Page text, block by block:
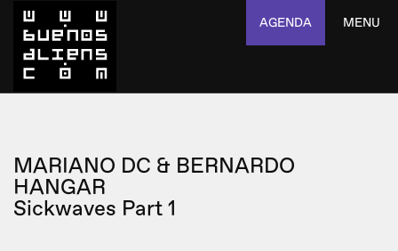
AGENDA MENU
MARIANO DC & BERNARDO
HANGAR
Sickwaves Part 1